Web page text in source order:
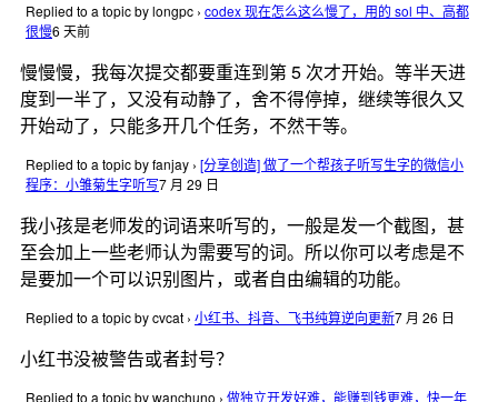
Replied to a topic by longpc › codex 现在怎么这么慢了，用的 sol 中、高都
很慢6 天前
慢慢慢，我每次提交都要重连到第 5 次才开始。等半天进
度到一半了，又没有动静了，舍不得停掉，继续等很久又
开始动了，只能多开几个任务，不然干等。
Replied to a topic by fanjay › [分享创造] 做了一个帮孩子听写生字的微信小
程序：小雏菊生字听写7 月 29 日
我小孩是老师发的词语来听写的，一般是发一个截图，甚
至会加上一些老师认为需要写的词。所以你可以考虑是不
是要加一个可以识别图片，或者自由编辑的功能。
Replied to a topic by cvcat › 小红书、抖音、飞书纯算逆向更新7 月 26 日
小红书没被警告或者封号？
Replied to a topic by wanchuno › 做独立开发好难，能赚到钱更难，快一年